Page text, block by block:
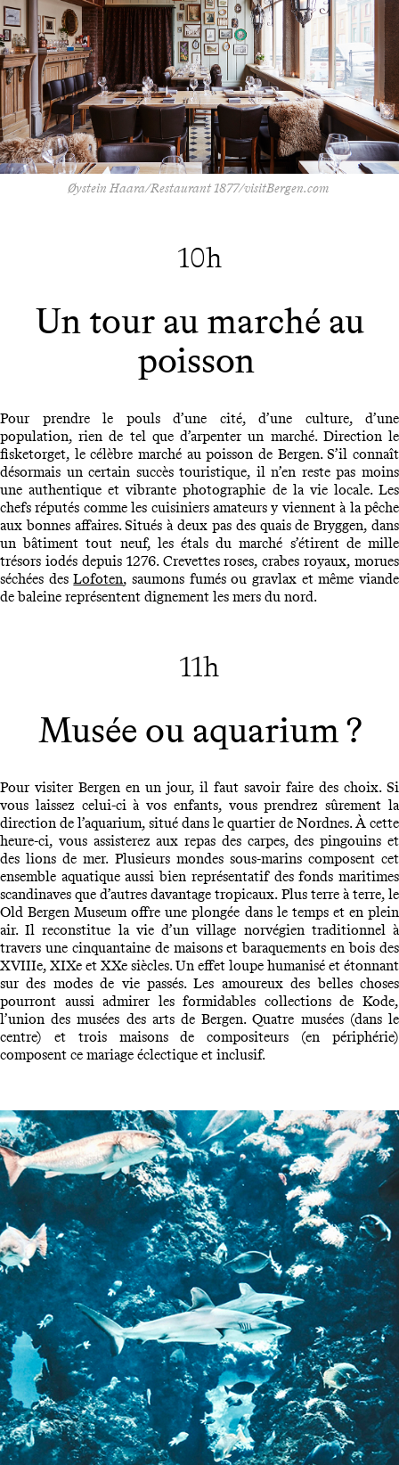
Øystein Haara/Restaurant 1877/visitBergen.com
10h
Un tour au marché au
poisson
Pour prendre le pouls d’une cité, d’une culture, d’une
population, rien de tel que d’arpenter un marché. Direction le
fisketorget, le célèbre marché au poisson de Bergen. S’il connaît
désormais un certain succès touristique, il n’en reste pas moins
une authentique et vibrante photographie de la vie locale. Les
chefs réputés comme les cuisiniers amateurs y viennent à la pêche
aux bonnes affaires. Situés à deux pas des quais de Bryggen, dans
un bâtiment tout neuf, les étals du marché s’étirent de mille
trésors iodés depuis 1276. Crevettes roses, crabes royaux, morues
séchées desLofoten, saumons fumés ou gravlax et même viande
de baleine représentent dignement les mers du nord.
11h
Musée ou aquarium ?
Pour visiter Bergen en un jour, il faut savoir faire des choix. Si
vous laissez celui-ci à vos enfants, vous prendrez sûrement la
direction de l’aquarium, situé dans le quartier de Nordnes. À cette
heure-ci, vous assisterez aux repas des carpes, des pingouins et
des lions de mer. Plusieurs mondes sous-marins composent cet
ensemble aquatique aussi bien représentatif des fonds maritimes
scandinaves que d’autres davantage tropicaux. Plus terre à terre, le
Old Bergen Museum offre une plongée dans le temps et en plein
air. Il reconstitue la vie d’un village norvégien traditionnel à
travers une cinquantaine de maisons et baraquements en bois des
XVIIIe, XIXe et XXe siècles. Un effet loupe humanisé et étonnant
sur des modes de vie passés. Les amoureux des belles choses
pourront aussi admirer les formidables collections de Kode,
l’union des musées des arts de Bergen. Quatre musées (dans le
centre) et trois maisons de compositeurs (en périphérie)
composent ce mariage éclectique et inclusif.